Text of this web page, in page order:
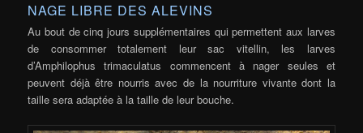
NAGE LIBRE DES ALEVINS
Au bout de cinq jours supplémentaires qui permettent aux larves
de consommer totalement leur sac vitellin, les larves
d’Amphilophus trimaculatus commencent à nager seules et
peuvent déjà être nourris avec de la nourriture vivante dont la
taille sera adaptée à la taille de leur bouche.